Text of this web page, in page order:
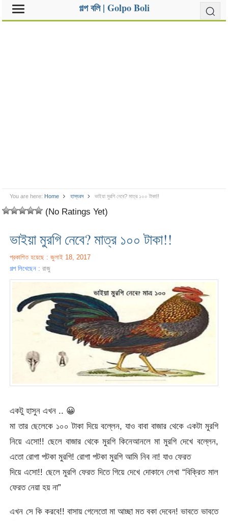
গল্প বলি | Golpo Boli
You are here: Home হাস্যরস ভাইয়া মুরগি নেবে? মাত্র ১০০ টাকা!!
(No Ratings Yet)
ভাইয়া মুরগি নেবে? মাত্র ১০০ টাকা!!
প্রকাশিত হয়েছে : জুলাই 18, 2017
গল্প লিখেছেন :রাজু
একটু হাসুন এখন .. 😀
মা তার ছেলেকে ১০০ টাকা দিয়ে বল্লেন, যাও বাবা বাজার থেকে একটা মুরগি
নিয়ে এসো!! ছেলে বাজার থেকে মুরগি কিনেআনলে মা মুরগি দেখে বল্লেন,
এতো রোগা পটকা মুরগি! রোগা পটকা মুরগি আমি নিব না! যাও ফেরত
দিয়ে এসো!! ছেলে মুরগি ফেরত দিতে গিয়ে দেখে দোকানে লেখা “বিক্রিত মাল
ফেরত নেয়া হয় না”
এখন সে কি করবে!! বাসায় গেলেতো মা আচ্ছা মত বকা দেবেন! ভাবতে ভাবতে